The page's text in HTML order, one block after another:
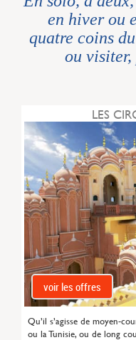
en hiver ou
quatre coins
ou
LES
voir les offres
Qu’il s’agisse de moyen-
ou la Tunisie, ou de long